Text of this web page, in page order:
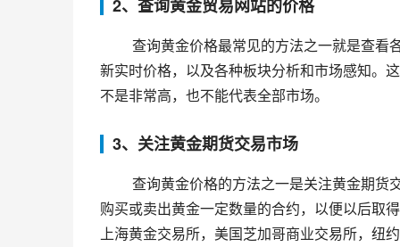
2、查询黄金贸易网站的价格
新实时价格，以及各种板块分析和市场感知。
不是非常高，也不能代表全部市场。
3、关注黄金期货交易市场
购买或卖出黄金一定数量的合约，以便以后取
上海黄金交易所，美国芝加哥商业交易所，纽